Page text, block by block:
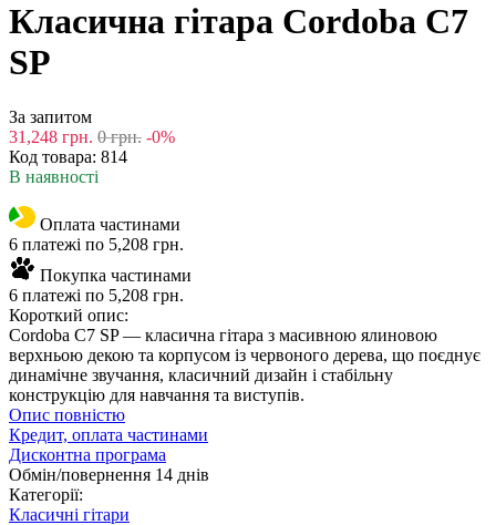
Класична гітара Cordoba C7
SP
За запитом
31,248 грн. 0 грн. -0%
Код товара: 814
В наявності
Оплата частинами
6 платежі по 5,208 грн.
Покупка частинами
6 платежі по 5,208 грн.
Короткий опис:
Cordoba C7 SP — класична гітара з масивною ялиновою
верхньою декою та корпусом із червоного дерева, що поєднує
динамічне звучання, класичний дизайн і стабільну
конструкцію для навчання та виступів.
Опис повністю
Кредит, оплата частинами
Дисконтна програма
Обмін/повернення 14 днів
Категорії:
Класичні гітари